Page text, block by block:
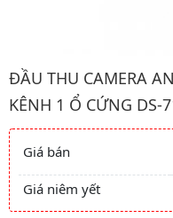
Hình ảnh đại diện của sản
ĐẦU THU CAMERA
KÊNH 1 Ổ CỨNG DS-
Giá và
Giá bán
Giá niêm yết